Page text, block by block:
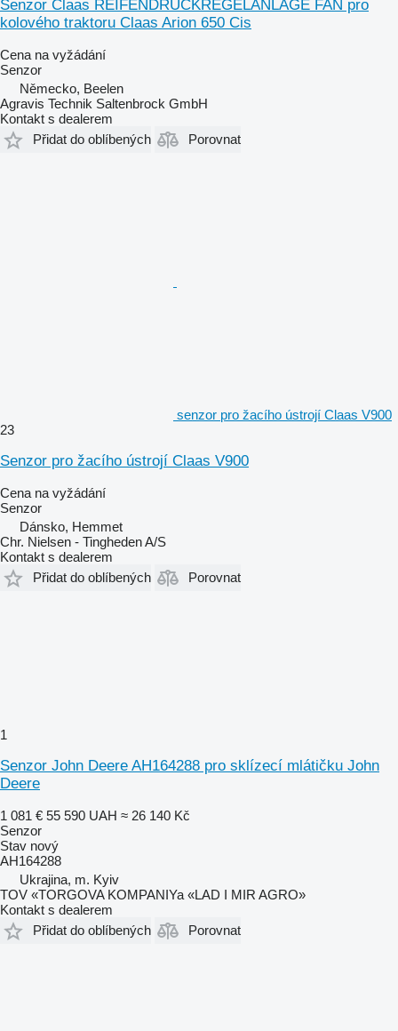
Senzor Claas REIFENDRUCKREGELANLAGE FAN pro
kolového traktoru Claas Arion 650 Cis
Cena na vyžádání
Senzor
Německo, Beelen
Agravis Technik Saltenbrock GmbH
Kontakt s dealerem
Přidat do oblíbených
Porovnat
senzor pro žacího ústrojí Claas V900
23
Senzor pro žacího ústrojí Claas V900
Cena na vyžádání
Senzor
Dánsko, Hemmet
Chr. Nielsen - Tingheden A/S
Kontakt s dealerem
Přidat do oblíbených
Porovnat
1
Senzor John Deere AH164288 pro sklízecí mlátičku John
Deere
1 081 € 55 590 UAH ≈ 26 140 Kč
Senzor
Stav nový
AH164288
Ukrajina, m. Kyiv
TOV «TORGOVA KOMPANIYa «LAD I MIR AGRO»
Kontakt s dealerem
Přidat do oblíbených
Porovnat